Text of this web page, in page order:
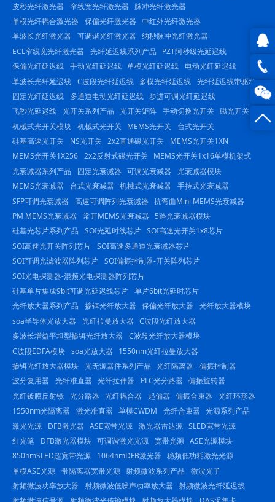
QQ在
线咨
询
0816
皮秒光纤激光器
窄线宽光纤激光器
脉冲光纤激光器
单模光纤耦合激光器
保偏光纤激光器 中红外光纤激光器
单波长光纤激光器
可调谐光纤激光器 纳秒脉冲光纤激光器
ECL窄线宽光纤激光器
光纤延迟线系列产品
PZT阿秒级光延迟线
保偏光纤延迟线 手动光纤延迟线 单模光纤延迟线
电动光纤延迟线
单波长光纤延迟线 C波段光纤延迟线 多模光纤延迟线 光纤延迟线带驱动
固定光纤延迟线
多通道电动光纤延迟线 步进可调光纤延迟线
飞秒光延迟线 光开关系列产品 光开关矩阵 手动切换光开关 磁光开关
机械式光开关模块 机械式光开关 MEMS光开关
台式光开关
硅基高速光开关
NS光开关 2x2直通磁光开关
MEMS光开关1XN
MEMS光开关1X256 2x2反射式磁光开关
MEMS光开关1x16单模机架式
光衰减器系列产品
固定光衰减器 可调光衰减器
光衰减器模块
MEMS光衰减器
台式光衰减器 机械式光衰减器
手持式光衰减器
SFP可调光衰减器
高速可调阵列光衰减器 抗弯曲Mini MEMS光衰减器
PM MEMS光衰减器
常开MEMS光衰减器 5路光衰减器模块
硅基光芯片系列产品
SOI光延时线芯片 SOI高速光开关1x8芯片
SOI高速光开关阵列芯片 SOI高速多通道光衰减器芯片
SOI可调光滤波器阵列芯片 SOI偏振控制器-开关阵列芯片
SOI光电探测器-混频光电探测器阵列芯片
硅基单片集成9bit可调光延迟线芯片 单片6bit光延时芯片
光纤放大器系列产品
掺铒光纤放大器 保偏光纤放大器
光纤放大器模块
soa半导体光放大器
光纤拉曼放大器 C波段光纤放大器
多波长增益平坦型掺铒光纤放大器
C波段光纤放大器模块
C波段EDFA模块 soa光放大器
1550nm光纤拉曼放大器
掺铒光纤放大器模块 光无源器件系列产品 光纤隔离器
偏振控制器
波分复用器
光纤准直器 光纤拉伸器 PLC光分路器
偏振旋转器
光纤镀膜反射镜 光分路器 光纤耦合器 起偏器 偏振合束器
光纤环形器
1550nm光隔离器
激光准直器 单模CWDM 光纤合束器
光源系列产品
激光光源
DFB激光器 ASE宽带光源 激光器雷达源 SLED宽带光源
红光笔
DFB激光器模块 可调谐激光光源 宽带光源 ASE光源模块
850nmSLED超宽带光源
1064nmDFB激光器 稳频低功耗激光光源
单模ASE光源 带隔离器宽带光源 射频微波系列产品
微波光子
射频微波功率放大器
射频微波低噪声功率放大器 射频微波光纤延迟线